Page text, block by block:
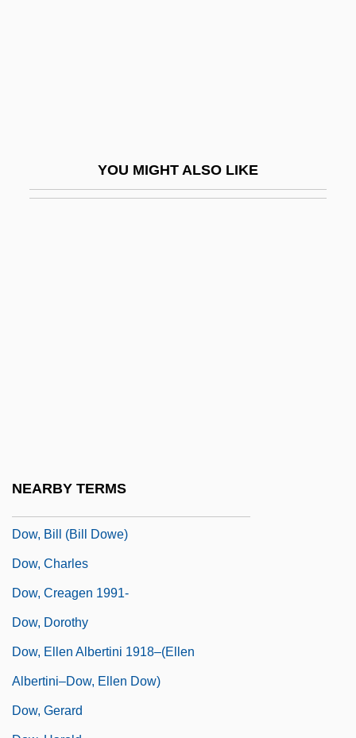
YOU MIGHT ALSO LIKE
NEARBY TERMS
Dow, Bill (Bill Dowe)
Dow, Charles
Dow, Creagen 1991-
Dow, Dorothy
Dow, Ellen Albertini 1918–(Ellen
Albertini–Dow, Ellen Dow)
Dow, Gerard